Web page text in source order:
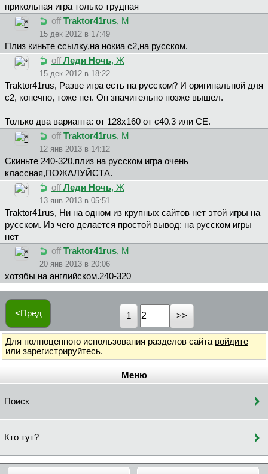
прикольная игра только трудная
off Traktor41rus, М
15 дек 2012 в 17:49
Плиз киньте ссылку,на нокиа с2,на русском.
off Леди Ночь, Ж
15 дек 2012 в 18:22
Traktor41rus, Разве игра есть на русском? И оригинальной для
с2, конечно, тоже нет. Он значительно позже вышел.
Только два варианта: от 128х160 от с40.3 или СЕ.
off Traktor41rus, М
12 янв 2013 в 14:12
Скиньте 240-320,плиз на русском игра очень
классная,ПОЖАЛУЙСТА.
off Леди Ночь, Ж
13 янв 2013 в 05:51
Traktor41rus, Ни на одном из крупных сайтов нет этой игры на
русском. Из чего делается простой вывод: на русском игры
нет
off Traktor41rus, М
20 янв 2013 в 20:06
хотябы на английском.240-320
<Пред 1
Для полноценного использования разделов сайта войдите
или зарегистрируйтесь.
Меню
Поиск
Кто тут?